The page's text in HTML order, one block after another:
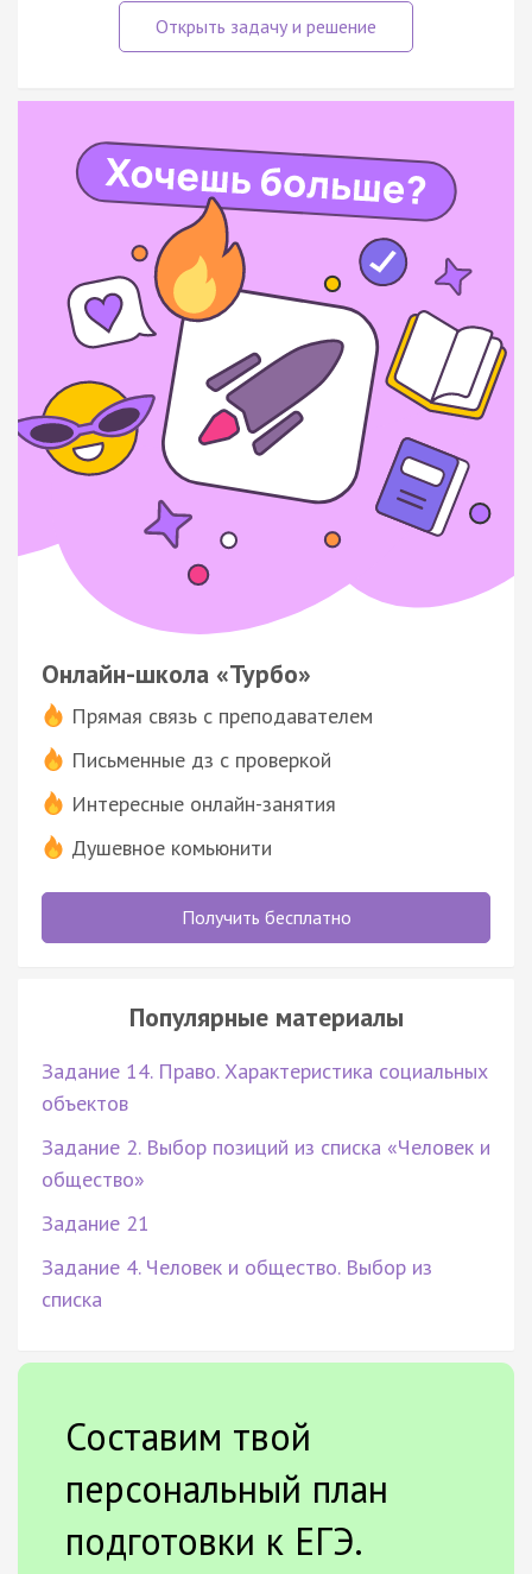
Онлайн-школа «Турбо»
Прямая связь с преподавателем
Письменные дз с проверкой
Интересные онлайн-занятия
Душевное комьюнити
Получить бесплатно
Популярные материалы
Задание 14. Право. Характеристика социальных
объектов
Задание 2. Выбор позиций из списка «Человек и
общество»
Задание 21
Задание 4. Человек и общество. Выбор из
списка
Составим твой
персональный план
подготовки к ЕГЭ.